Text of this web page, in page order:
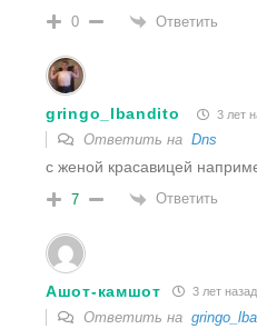
0 Ответить
gringo_lbandito 3 лет
Ответить на Dns
с женой красавицей
7 Ответить
Ашoт-камшот 3 лет назад
Ответить на